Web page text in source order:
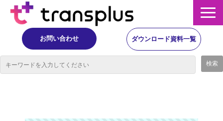
お問い合わせ ダウンロード資料一覧